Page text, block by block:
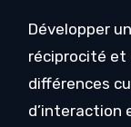
Développer
réciprocité et
différences
d’interaction